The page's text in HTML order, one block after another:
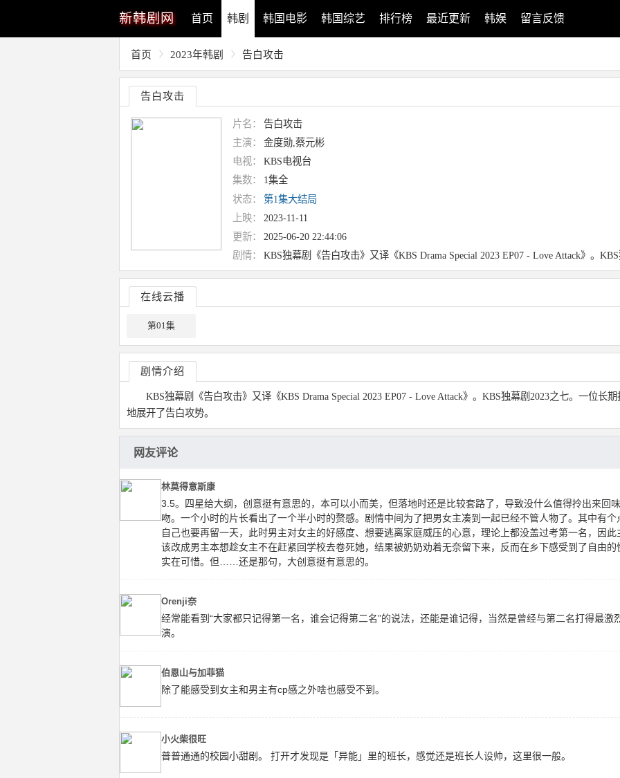
新韩剧网 首页 韩剧 韩国电影 韩国综艺 排行榜 最近更新 韩娱 留言反馈
首页 2023年韩剧 告白攻击
告白攻击
片名：
告白攻击
主演：
金度勋,蔡元彬
电视：
KBS电视台
集数：
1集全
状态：
第1集大结局
上映：
2023-11-11
更新：
2025-06-20 22:44:06
剧情：
KBS独幕剧《告白攻击》又译《KBS Drama Special 2023 EP07 - Love Attack》。
在线云播
第01集
剧情介绍
KBS独幕剧《告白攻击》又译《KBS Drama Special 2023 EP07 - Love Attack》。KBS独幕剧2023之七。一位长
地展开了告白攻势。
网友评论
林莫得意斯康
3.5。四星给大纲，创意挺有意思的，本可以小而美，但落地时还是比较套路了，导致没什么值得拎出来回
吻。一个小时的片长看出了一个半小时的赘感。剧情中间为了把男女主凑到一起已经不管人物了。其中有
自己也要再留一天，此时男主对女主的好感度、想要逃离家庭威压的心意，理论上都没盖过考第一名，因
该改成男主本想趁女主不在赶紧回学校去卷死她，结果被奶奶劝着无奈留下来，反而在乡下感受到了自由
实在可惜。但……还是那句，大创意挺有意思的。
Orenji奈
经常能看到“大家都只记得第一名，谁会记得第二名”的说法，还能是谁记得，当然是曾经与第二名打得最
演。
伯恩山与加菲猫
除了能感受到女主和男主有cp感之外啥也感受不到。
小火柴很旺
普普通通的校园小甜剧。 打开才发现是「异能」里的班长，感觉还是班长人设帅，这里很一般。